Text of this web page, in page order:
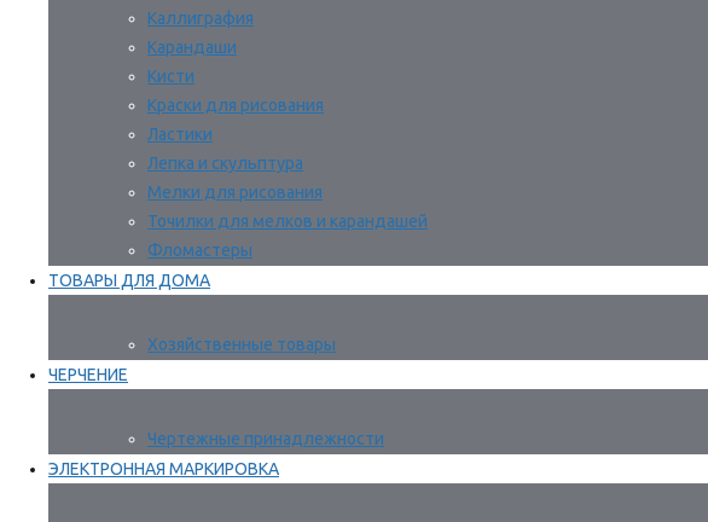
Каллиграфия
Карандаши
Кисти
Краски для рисования
Ластики
Лепка и скульптура
Мелки для рисования
Точилки для мелков и карандашей
Фломастеры
ТОВАРЫ ДЛЯ ДОМА
Хозяйственные товары
ЧЕРЧЕНИЕ
Чертежные принадлежности
ЭЛЕКТРОННАЯ МАРКИРОВКА